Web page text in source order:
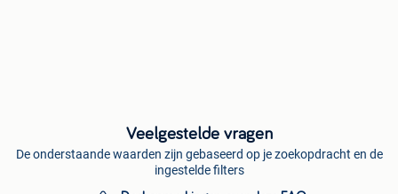
Veelgestelde vragen
De onderstaande waarden zijn gebaseerd op je zoekopdracht en de
ingestelde filters